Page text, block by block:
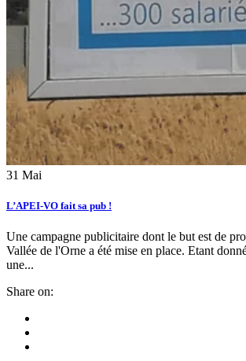
31 Mai
L’APEI-VO fait sa pub !
Une campagne publicitaire dont le but est de
Vallée de l'Orne a été mise en place. Etant
une...
Share on: